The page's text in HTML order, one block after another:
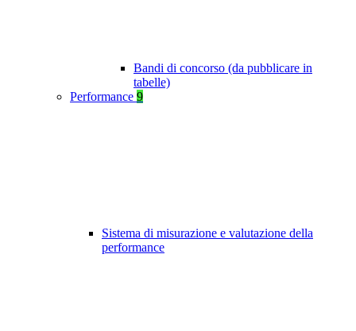
Bandi di concorso (da pubblicare in
tabelle)
Performance 9
Sistema di misurazione e valutazione della
performance